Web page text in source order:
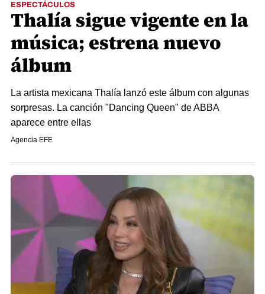
ESPECTÁCULOS
Thalía sigue vigente en la
música; estrena nuevo
álbum
La artista mexicana Thalía lanzó este álbum con algunas
sorpresas. La canción "Dancing Queen" de ABBA
aparece entre ellas
Agencia EFE